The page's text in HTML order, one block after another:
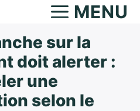
MENU
sur la
doit alerter :
une
selon le